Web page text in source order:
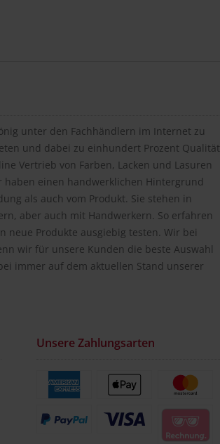
unter den Fachhändlern im Internet zu
und dabei zu einhundert Prozent Qualität
Vertrieb von Farben, Lacken und Lasuren
einen handwerklichen Hintergrund
als auch vom Produkt. Sie stehen in
aber auch mit Handwerkern. So erfahren
neue Produkte ausgiebig testen. Wir bei
wir für unsere Kunden die beste Auswahl
immer auf dem aktuellen Stand unserer
Unsere Zahlungsarten